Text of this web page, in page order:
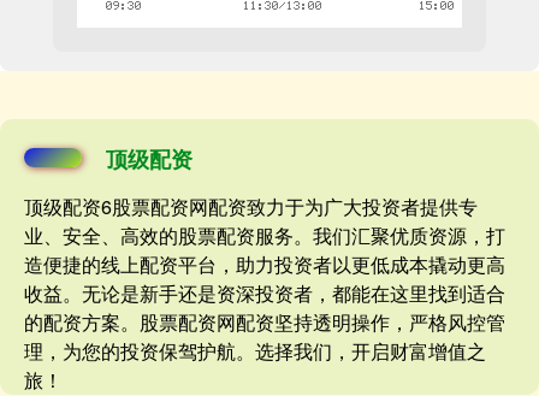
顶级配资
顶级配资6股票配资网配资致力于为广大投资者提供专
业、安全、高效的股票配资服务。我们汇聚优质资源，打
造便捷的线上配资平台，助力投资者以更低成本撬动更高
收益。无论是新手还是资深投资者，都能在这里找到适合
的配资方案。股票配资网配资坚持透明操作，严格风控管
理，为您的投资保驾护航。选择我们，开启财富增值之
旅！